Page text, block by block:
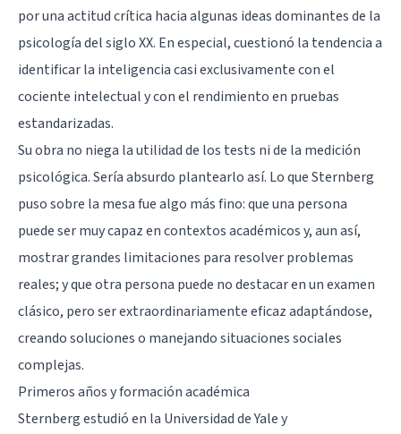
por una actitud crítica hacia algunas ideas dominantes de la
psicología del siglo XX. En especial, cuestionó la tendencia a
identificar la inteligencia casi exclusivamente con el
cociente intelectual y con el rendimiento en pruebas
estandarizadas.
Su obra no niega la utilidad de los tests ni de la medición
psicológica. Sería absurdo plantearlo así. Lo que Sternberg
puso sobre la mesa fue algo más fino: que una persona
puede ser muy capaz en contextos académicos y, aun así,
mostrar grandes limitaciones para resolver problemas
reales; y que otra persona puede no destacar en un examen
clásico, pero ser extraordinariamente eficaz adaptándose,
creando soluciones o manejando situaciones sociales
complejas.
Primeros años y formación académica
Sternberg estudió en la Universidad de Yale y